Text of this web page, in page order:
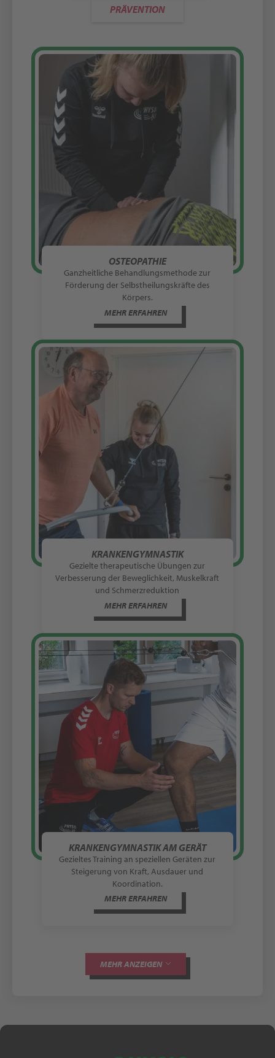
PRÄVENTION
OSTEOPATHIE
Ganzheitliche Behandlungsmethode zur
Förderung der Selbstheilungskräfte des
Körpers.
MEHR ERFAHREN
KRANKENGYMNASTIK
Gezielte therapeutische Übungen zur
Verbesserung der Beweglichkeit, Muskelkraft
und Schmerzreduktion
MEHR ERFAHREN
KRANKENGYMNASTIK AM GERÄT
Gezieltes Training an speziellen Geräten zur
Steigerung von Kraft, Ausdauer und
Koordination.
MEHR ERFAHREN
MEHR ANZEIGEN